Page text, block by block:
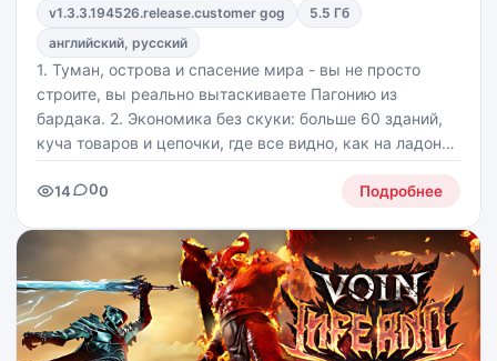
v1.3.3.194526.release.customer gog
5.5 Гб
английский, русский
1. Туман, острова и спасение мира - вы не просто
строите, вы реально вытаскиваете Пагонию из
бардака. 2. Экономика без скуки: больше 60 зданий,
куча товаров и цепочки, где все видно, как на ладони,
а не "магия, и оно работает". 3. Исследование
островов с сюрпризами: новые племена,
14 00 Подробнее